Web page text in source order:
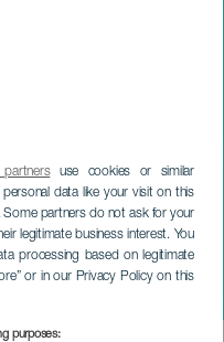
use cookies or similar
data like your visit on this
Some partners do not ask for your
legitimate business interest. You
processing based on legitimate
or in our Privacy Policy on this
purposes: